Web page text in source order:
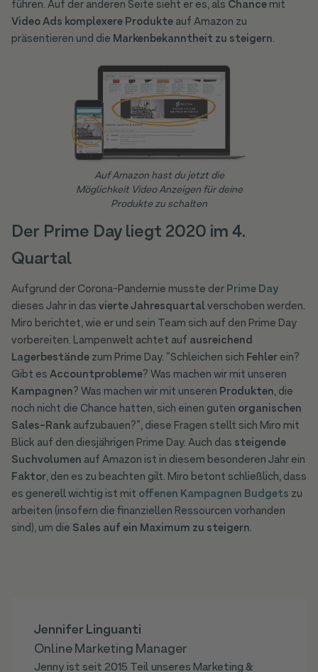
führen. Auf der anderen Seite sieht er es, als Chancemit
Video Ads komplexere Produkteauf Amazon zu
präsentieren und die Markenbekanntheit zu steigern.
Auf Amazon hast du jetzt die
Möglichkeit Video Anzeigen für deine
Produkte zu schalten
Der Prime Day liegt 2020 im 4.
Quartal
Aufgrund der Corona-Pandemie musste derPrime Day
dieses Jahr in dasvierte Jahresquartalverschoben werden.
Miro berichtet, wie er und sein Team sich auf den Prime Day
vorbereiten. Lampenwelt achtet auf ausreichend
Lagerbeständezum Prime Day. “Schleichen sich Fehlerein?
Gibt esAccountprobleme? Was machen wir mit unseren
Kampagnen? Was machen wir mit unseren Produkten, die
noch nicht die Chance hatten, sich einen guten organischen
Sales-Rankaufzubauen?”, diese Fragen stellt sich Miro mit
Blick auf den diesjährigen Prime Day. Auch das steigende
Suchvolumen auf Amazon ist in diesem besonderen Jahr ein
Faktor, den es zu beachten gilt. Miro betont schließlich, dass
es generell wichtig ist mit offenen Kampagnen Budgets zu
arbeiten (insofern die finanziellen Ressourcen vorhanden
sind), um die Sales auf ein Maximum zu steigern.
Jennifer Linguanti
Online Marketing Manager
Jenny ist seit 2015 Teil unseres Marketing &